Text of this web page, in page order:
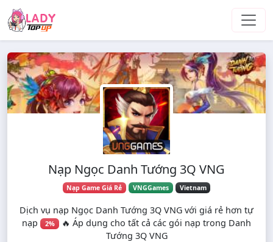
Skip to main content
Nạp Ngọc Danh Tướng 3Q VNG
Nạp Game Giá Rẻ VNGGames Vietnam
Dịch vụ nạp Ngọc Danh Tướng 3Q VNG với giá rẻ hơn tự
nạp 2% 🔥 Áp dụng cho tất cả các gói nạp trong Danh
Tướng 3Q VNG